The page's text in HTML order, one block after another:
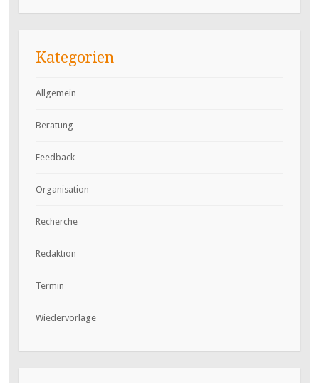
Kategorien
Allgemein
Beratung
Feedback
Organisation
Recherche
Redaktion
Termin
Wiedervorlage